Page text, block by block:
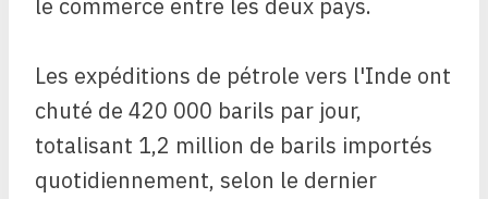
le commerce entre les deux pays.
Les expéditions de pétrole vers l'Inde ont
chuté de 420 000 barils par jour,
totalisant 1,2 million de barils importés
quotidiennement, selon le dernier